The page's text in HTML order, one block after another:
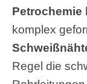
Petrochemie
komplex
Regel die